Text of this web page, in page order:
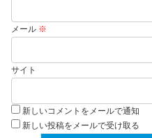
メール ※
サイト
新しいコメントをメールで通知
新しい投稿をメールで受け取る